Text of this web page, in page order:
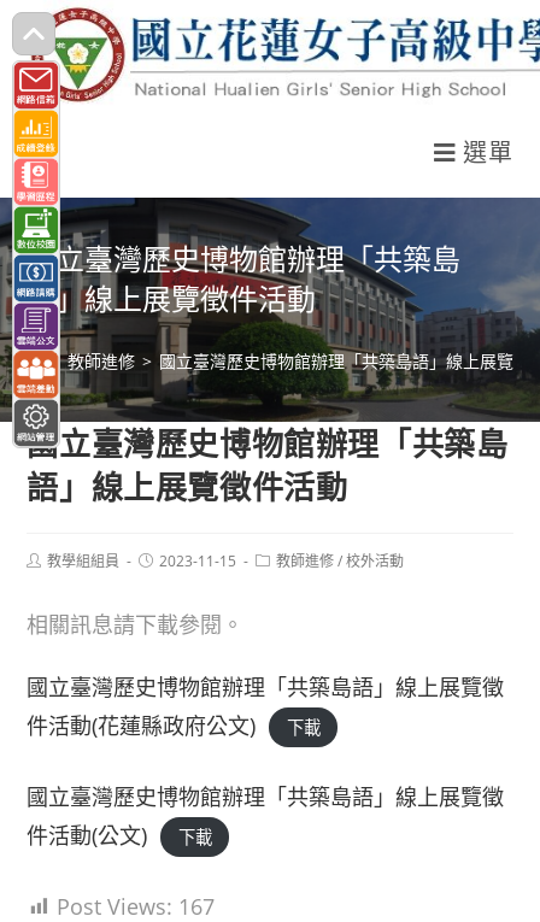
跳
轉
至
主
要
內
容
選單
國立臺灣歷史博物館辦理「共築島
語」線上展覽徵件活動
> 教師進修 > 國立臺灣歷史博物館辦理「共築島語」線上展覽徵
國立臺灣歷史博物館辦理「共築島
語」線上展覽徵件活動
Post教學組組員
Post2023-11-15
Post教師進修 / 校外活動
相關訊息請下載參閱。
國立臺灣歷史博物館辦理「共築島語」線上展覽徵
件活動(花蓮縣政府公文)
下載
國立臺灣歷史博物館辦理「共築島語」線上展覽徵
件活動(公文)
下載
Post Views: 167